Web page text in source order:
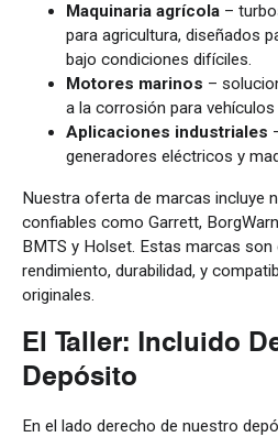
Maquinaria agrícola –
para agricultura, diseñados
bajo condiciones difíciles.
Motores marinos –
a la corrosión para
Aplicaciones industriales
generadores eléctricos y
Nuestra oferta de marcas incluye
confiables como Garrett,
BMTS y Holset. Estas marcas
rendimiento, durabilidad, y
originales.
El Taller: Incluido
Depósito
En el lado derecho de nuestro